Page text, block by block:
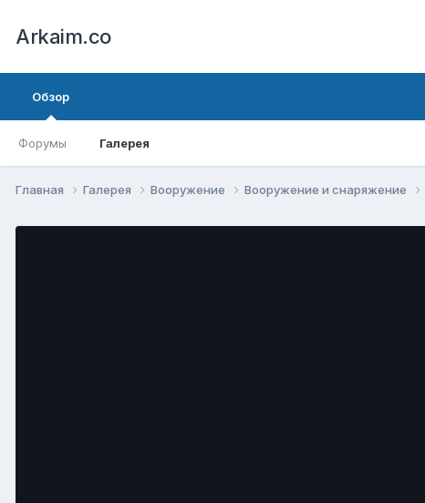
Arkaim.co
Обзор
Форумы Галерея
Главная Галерея Вооружение Вооружение и снаряжение